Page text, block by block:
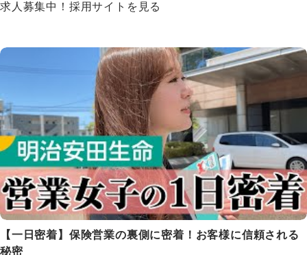
求人募集中！採用サイトを見る
【一日密着】保険営業の裏側に密着！お客様に信頼される
秘密